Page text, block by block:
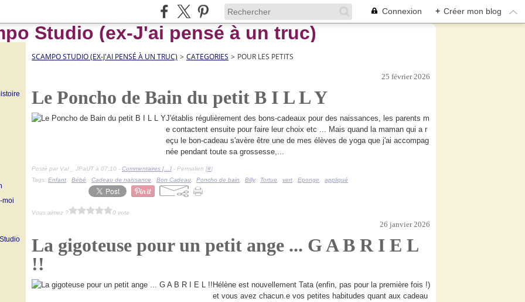
Connexion + Créer mon blog
moi
SCAMPO STUDIO (EX-J'AI PENSÉ À UN TRUC) > CATEGORIES > POUR LES PETITS
25 février 2026
Le Poncho de Bain du petit B I L L Y
J'établis régulièrement des bons-cadeaux pour des naissances, les parents m
e contactent ensuite pour faire leur choix etc ... Mais quand la maman qui a r
eçu le bon-cadeau s'avère être une de mes élèves de yoga que j'ai accompag
née pendant toute sa grossesse,...
Posté par Val _ JPaUT à 07:10 - Commentaires [… ] - Permalien [#]
Tags: Enfant Bébé Cadeau de naissance Bon Cadeau Poncho de bain Billy, Tortue vert Eponge appliqué
Vous aimez ? 0 vote
26 janvier 2026
La gigoteuse pour un petit ange ... G A B R I E L
!!
Hélène est nouvellement Tata (enfin, pas pour la première fois !)
et vous avez chacun.e vos petites habitudes quant aux cadeau